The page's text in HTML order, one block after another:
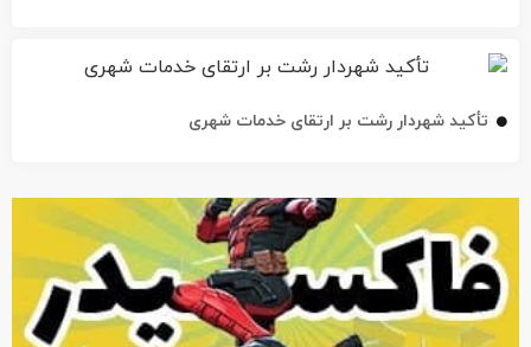
تأکید شهردار رشت بر ارتقای خدمات شهری